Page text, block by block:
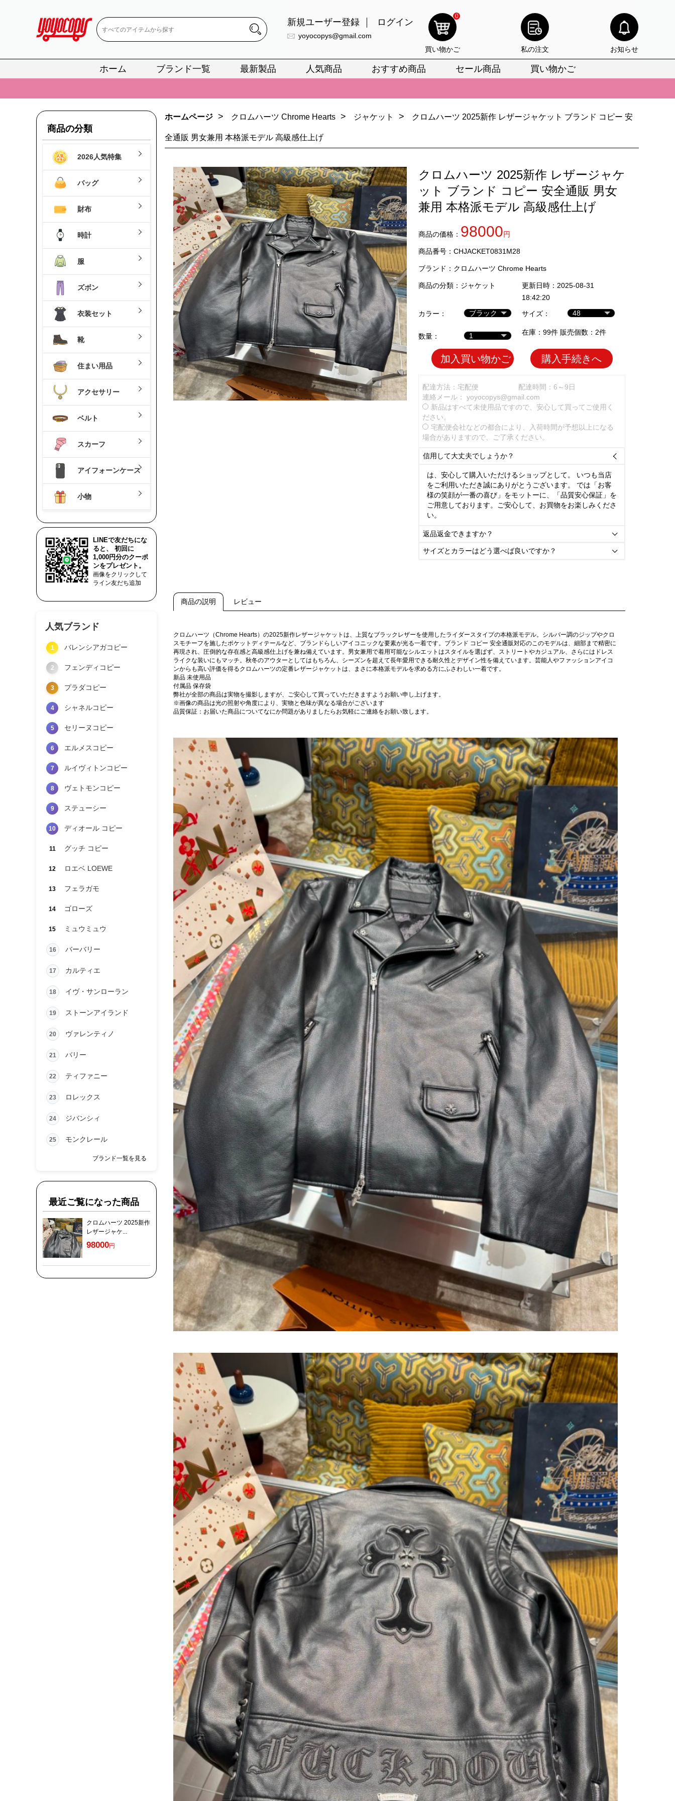
新規ユーザー登録 ログイン
yoyocopys@gmail.com
0
買い物かご 私の注文 お知らせ
ホーム ブランド一覧 最新製品 人気商品 おすすめ商品 セール商品 買い物かご
📢 当店は正真正銘のn級スーパーコピーのみ取扱い。最高品質の再現度を安心してお選びいただけます。
📢 新作入荷！ルイ・ヴィトンスーパーコピー バッグ最新モデルが登場。上質な仕上がりをお見逃しなく。
📢 当店は正真正銘のn級スーパーコピーのみ取扱い。最高品質の再現度を安心してお選びいただけます。
📢 新作入荷！ルイ・ヴィトンスーパーコピー バッグ最新モデルが登場。上質な仕上がりをお見逃しなく。
商品の分類
2026人気特集
バッグ
財布
時計
服
ズボン
衣装セット
靴
住まい用品
アクセサリー
ベルト
スカーフ
アイフォーンケース
小物
LINEで友だちにな
ると、 初回に
1,000円分のクーポ
ンをプレゼント。
画像をクリックして
ライン友だち追加
人気ブランド
1 バレンシアガコピー
2 フェンディコピー
3 プラダコピー
4 シャネルコピー
5 セリーヌコピー
6 エルメスコピー
7 ルイヴィトンコピー
8 ヴェトモンコピー
9 ステューシー
10 ディオール コピー
11 グッチ コピー
12 ロエベ LOEWE
13 フェラガモ
14 ゴローズ
15 ミュウミュウ
16 バーバリー
17 カルティエ
18 イヴ・サンローラン
19 ストーンアイランド
20 ヴァレンティノ
21 バリー
22 ティファニー
23 ロレックス
24 ジバンシィ
25 モンクレール
ブランド一覧を見る
最近ご覧になった商品
クロムハーツ 2025新作
レザージャケ...
98000円
ホームページ > クロムハーツ Chrome Hearts > ジャケット > クロムハーツ 2025新作 レザージャケット ブランド コピー 安
全通販 男女兼用 本格派モデル 高級感仕上げ
クロムハーツ 2025新作 レザージャケ
ット ブランド コピー 安全通販 男女
兼用 本格派モデル 高級感仕上げ
商品の価格： 98000円
商品番号：CHJACKET0831M28
ブランド： クロムハーツ Chrome Hearts
商品の分類： ジャケット
更新日時：2025-08-31
18:42:20
カラー：
サイズ：
数量： 在庫：99件 販売個数：2件
加入買い物かご 購入手続きへ
配達方法：宅配便
配達時間：6～9日
連絡メール： yoyocopys@gmail.com
新品はすべて未使用品ですので、安心して買ってご使用く
ださい。
宅配便会社などの都合により、入荷時間が予想以上になる
場合がありますので、ご了承ください。
信用して大丈夫でしょうか？ 
は、安心して購入いただけるショップとして。 いつも当店
をご利用いただき誠にありがとうございます。 では「お客
様の笑顔が一番の喜び」をモットーに、「品質安心保証」を
ご用意しております。ご安心して、お買物をお楽しみくださ
い。
返品返金できますか？ 
サイズとカラーはどう選べば良いですか？ 
商品の説明 レビュー
クロムハーツ（Chrome Hearts）の2025新作レザージャケットは、上質なブラックレザーを使用したライダースタイプの本格派モデル。シルバー調のジップやクロ
スモチーフを施したポケットディテールなど、ブランドらしいアイコニックな要素が光る一着です。ブランド コピー 安全通販対応のこのモデルは、細部まで精密に
再現され、圧倒的な存在感と高級感仕上げを兼ね備えています。男女兼用で着用可能なシルエットはスタイルを選ばず、ストリートやカジュアル、さらにはドレス
ライクな装いにもマッチ。秋冬のアウターとしてはもちろん、シーズンを超えて長年愛用できる耐久性とデザイン性を備えています。芸能人やファッションアイコ
ンからも高い評価を得るクロムハーツの定番レザージャケットは、まさに本格派モデルを求める方にふさわしい一着です。
新品 未使用品
付属品 保存袋
弊社が全部の商品は実物を撮影しますが、ご安心して買っていただきますようお願い申し上げます。
※画像の商品は光の照射や角度により、実物と色味が異なる場合がございます
品質保証：お届いた商品についてなにか問題がありましたらお気軽にご連絡をお願い致します。